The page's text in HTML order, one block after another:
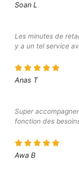
Soan L
Les minutes de
y a un tel service
Anas T
Super
fonction des
Awa B